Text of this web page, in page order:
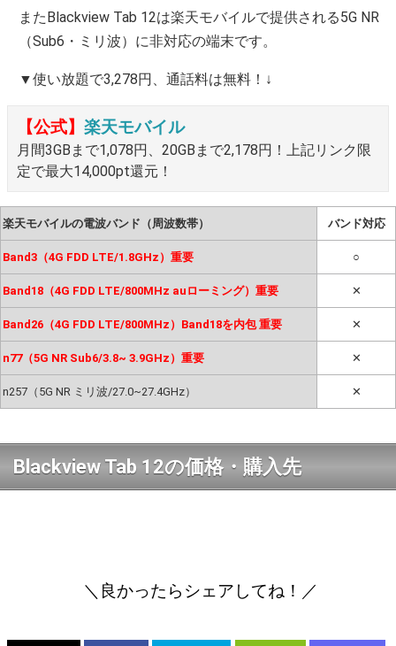
またBlackview Tab 12は楽天モバイルで提供される5G NR
（Sub6・ミリ波）に非対応の端末です。
▼使い放題で3,278円、通話料は無料！↓
【公式】 楽天モバイル
月間3GBまで1,078円、20GBまで2,178円！上記リンク限
定で最大14,000pt還元！
楽天モバイルの電波バンド（周波数帯） バンド対応
Band3（4G FDD LTE/1.8GHz）重要 ○
Band18（4G FDD LTE/800MHz auローミング）重要 ✕
Band26（4G FDD LTE/800MHz）Band18を内包 重要 ✕
n77（5G NR Sub6/3.8~ 3.9GHz）重要 ✕
n257（5G NR ミリ波/27.0~27.4GHz） ✕
Blackview Tab 12の価格・購入先
＼良かったらシェアしてね！／